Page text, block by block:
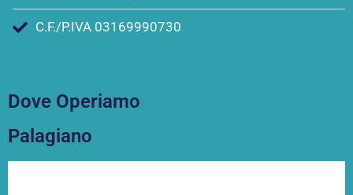
C.F./P.IVA 03169990730
Dove Operiamo
Palagiano